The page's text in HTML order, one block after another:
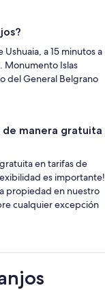
a 15 minutos a
Monumento Islas
del General Belgrano
de manera gratuita
en tarifas de
es importante!
propiedad en nuestro
cualquier excepción